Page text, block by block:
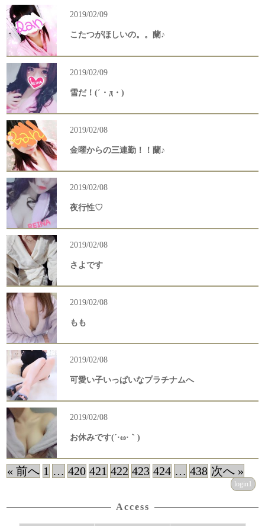
2019/02/09
こたつがほしいの。。蘭♪
2019/02/09
雪だ！(´・д・)
2019/02/08
金曜からの三連勤！！蘭♪
2019/02/08
夜行性♡
2019/02/08
さよです
2019/02/08
もも
2019/02/08
可愛い子いっぱいなプラチナムへ
2019/02/08
お休みです(´·ω·｀)
« 前へ 1 … 420 421 422 423 424 … 438 次へ »
login1
Access